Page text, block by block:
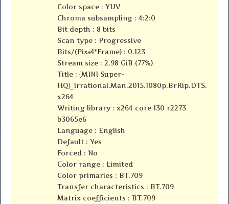
Color space : YUV
Chroma subsampling : 4:2:0
Bit depth : 8 bits
Scan type : Progressive
Bits/(Pixel*Frame) : 0.123
Stream size : 2.98 GiB (77%)
Title : {MINI Super-
HQ}_Irrational.Man.2015.1080p.BrRip.DTS.
x264
Writing library : x264 core 130 r2273
b3065e6
Language : English
Default : Yes
Forced : No
Color range : Limited
Color primaries : BT.709
Transfer characteristics : BT.709
Matrix coefficients : BT.709